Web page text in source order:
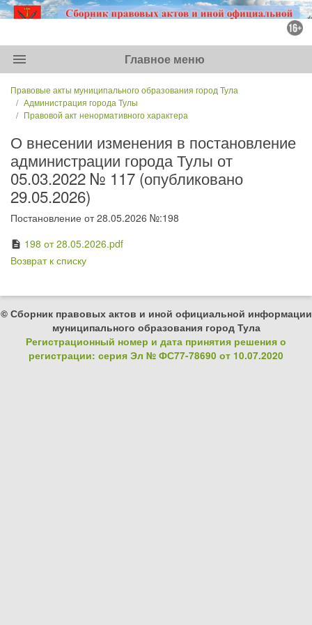
menu Главное меню
Правовые акты муниципального образования город Тула
Администрация города Тулы
Правовой акт ненормативного характера
О внесении изменения в постановление
администрации города Тулы от
05.03.2022 № 117 (опубликовано
29.05.2026)
Постановление от 28.05.2026 №:198
description 198 от 28.05.2026.pdf
Возврат к списку
© Сборник правовых актов и иной официальной информации
муниципального образования город Тула
Регистрационный номер и дата принятия решения о
регистрации: серия Эл № ФС77-78690 от 10.07.2020